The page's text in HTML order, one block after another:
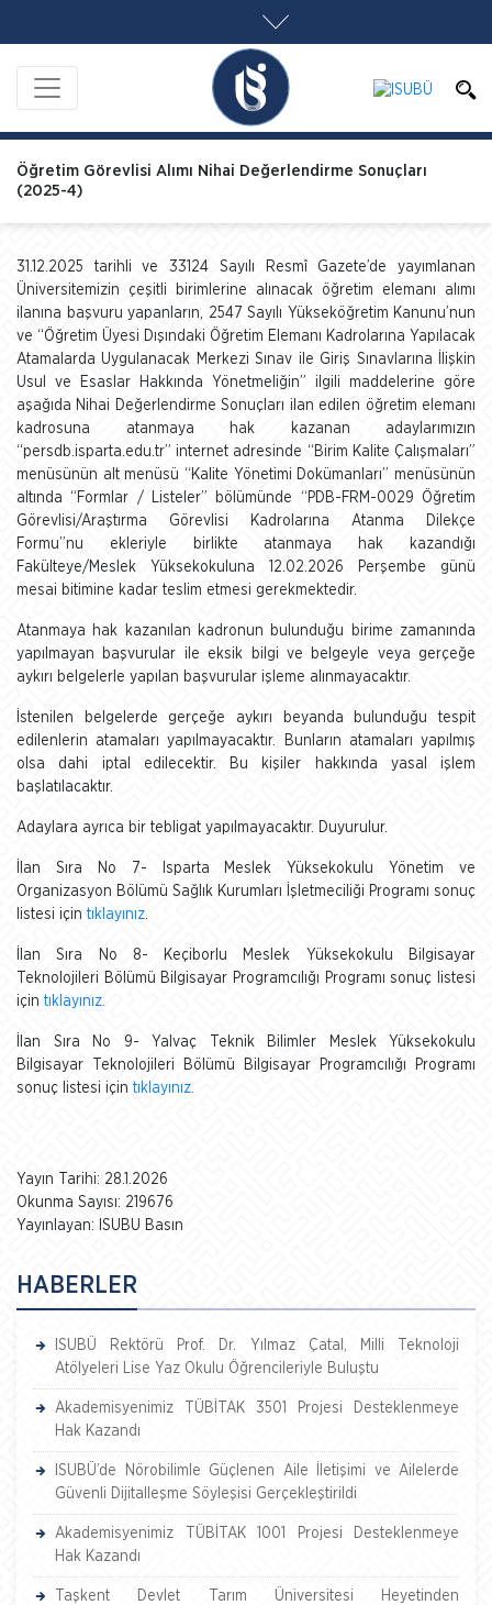
Öğretim Görevlisi Alımı Nihai Değerlendirme Sonuçları
(2025-4)
31.12.2025 tarihli ve 33124 Sayılı Resmî Gazete’de yayımlanan
Üniversitemizin çeşitli birimlerine alınacak öğretim elemanı alımı
ilanına başvuru yapanların, 2547 Sayılı Yükseköğretim Kanunu’nun
ve “Öğretim Üyesi Dışındaki Öğretim Elemanı Kadrolarına Yapılacak
Atamalarda Uygulanacak Merkezi Sınav ile Giriş Sınavlarına İlişkin
Usul ve Esaslar Hakkında Yönetmeliğin” ilgili maddelerine göre
aşağıda Nihai Değerlendirme Sonuçları ilan edilen öğretim elemanı
kadrosuna atanmaya hak kazanan adaylarımızın
“persdb.isparta.edu.tr” internet adresinde “Birim Kalite Çalışmaları”
menüsünün alt menüsü “Kalite Yönetimi Dokümanları” menüsünün
altında “Formlar / Listeler” bölümünde “PDB-FRM-0029 Öğretim
Görevlisi/Araştırma Görevlisi Kadrolarına Atanma Dilekçe
Formu”nu ekleriyle birlikte atanmaya hak kazandığı
Fakülteye/Meslek Yüksekokuluna 12.02.2026 Perşembe günü
mesai bitimine kadar teslim etmesi gerekmektedir.
Atanmaya hak kazanılan kadronun bulunduğu birime zamanında
yapılmayan başvurular ile eksik bilgi ve belgeyle veya gerçeğe
aykırı belgelerle yapılan başvurular işleme alınmayacaktır.
İstenilen belgelerde gerçeğe aykırı beyanda bulunduğu tespit
edilenlerin atamaları yapılmayacaktır. Bunların atamaları yapılmış
olsa dahi iptal edilecektir. Bu kişiler hakkında yasal işlem
başlatılacaktır.
Adaylara ayrıca bir tebligat yapılmayacaktır. Duyurulur.
İlan Sıra No 7- Isparta Meslek Yüksekokulu Yönetim ve
Organizasyon Bölümü Sağlık Kurumları İşletmeciliği Programı sonuç
listesi için tıklayınız.
İlan Sıra No 8- Keçiborlu Meslek Yüksekokulu Bilgisayar
Teknolojileri Bölümü Bilgisayar Programcılığı Programı sonuç listesi
için tıklayınız.
İlan Sıra No 9- Yalvaç Teknik Bilimler Meslek Yüksekokulu
Bilgisayar Teknolojileri Bölümü Bilgisayar Programcılığı Programı
sonuç listesi için tıklayınız.
Yayın Tarihi: 28.1.2026
Okunma Sayısı: 219676
Yayınlayan: ISUBU Basın
HABERLER
ISUBÜ Rektörü Prof. Dr. Yılmaz Çatal, Milli Teknoloji
Atölyeleri Lise Yaz Okulu Öğrencileriyle Buluştu
Akademisyenimiz TÜBİTAK 3501 Projesi Desteklenmeye
Hak Kazandı
ISUBÜ’de Nörobilimle Güçlenen Aile İletişimi ve Ailelerde
Güvenli Dijitalleşme Söyleşisi Gerçekleştirildi
Akademisyenimiz TÜBİTAK 1001 Projesi Desteklenmeye
Hak Kazandı
Taşkent Devlet Tarım Üniversitesi Heyetinden